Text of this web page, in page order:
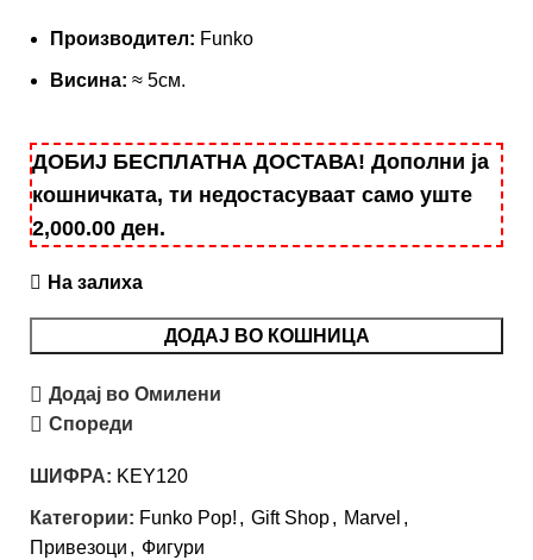
Производител: Funko
Висина: ≈ 5см.
ДОБИЈ БЕСПЛАТНА ДОСТАВА! Дополни ја
кошничката, ти недостасуваат само уште
2,000.00 ден.
На залиха
ДОДАЈ ВО КОШНИЦА
Додај во Омилени
Спореди
ШИФРА: KEY120
Категории: Funko Pop! , Gift Shop, Marvel ,
Привезоци , Фигури